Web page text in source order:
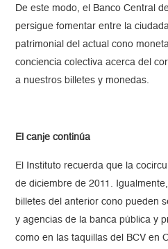
De este modo, el Banco Central
persigue fomentar entre la
patrimonial del actual cono
conciencia colectiva acerca del
a nuestros billetes y monedas.
El canje continúa
El Instituto recuerda que la
de diciembre de 2011.
billetes del anterior cono pueden
y agencias de la banca pública y
como en las taquillas del BCV en